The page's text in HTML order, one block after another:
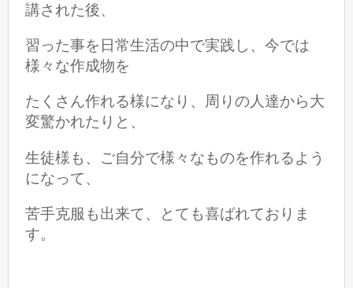
講された後、
習った事を日常生活の中で実践し、今では
様々な作成物を
たくさん作れる様になり、 周りの人達から大
変驚かれたりと 、
生徒様も、ご自分で様々なものを作れるよう
になって、
苦手克服も出来て、とても喜ばれておりま
す。